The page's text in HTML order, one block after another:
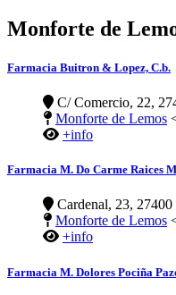
Monforte de
Farmacia Buitron & Lopez, C.b.
C/ Comercio, 22,
Monforte de Lemos
+info
Farmacia M. Do Carme Raices
Cardenal, 23, 27400
Monforte de Lemos
+info
Farmacia M. Dolores Pociña